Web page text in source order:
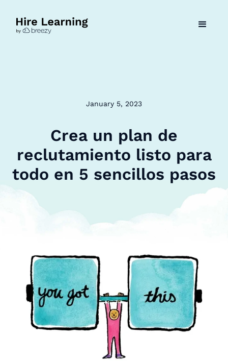
January 5, 2023
Crea un plan de
reclutamiento listo para
todo en 5 sencillos pasos